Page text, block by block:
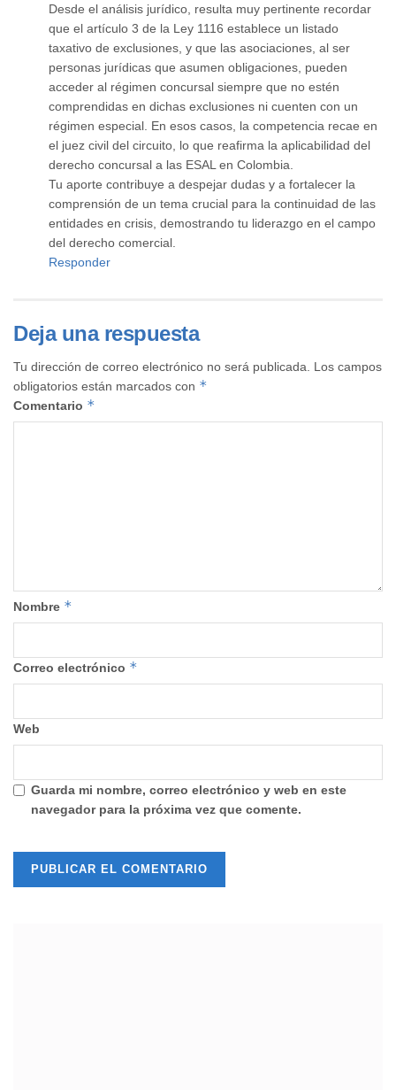
Desde el análisis jurídico, resulta muy pertinente recordar
que el artículo 3 de la Ley 1116 establece un listado
taxativo de exclusiones, y que las asociaciones, al ser
personas jurídicas que asumen obligaciones, pueden
acceder al régimen concursal siempre que no estén
comprendidas en dichas exclusiones ni cuenten con un
régimen especial. En esos casos, la competencia recae en
el juez civil del circuito, lo que reafirma la aplicabilidad del
derecho concursal a las ESAL en Colombia.
Tu aporte contribuye a despejar dudas y a fortalecer la
comprensión de un tema crucial para la continuidad de las
entidades en crisis, demostrando tu liderazgo en el campo
del derecho comercial.
Responder
Deja una respuesta
Tu dirección de correo electrónico no será publicada.
Los campos
obligatorios están marcados con *
Comentario *
Nombre *
Correo electrónico *
Web
Guarda mi nombre, correo electrónico y web en este
navegador para la próxima vez que comente.